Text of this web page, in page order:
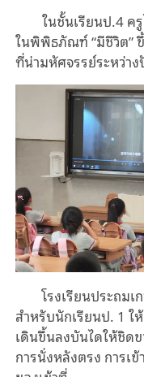
ในชั้นเรียนป.4 ค
ในพิพิธภัณฑ์ “มีชีวิต”
ที่น่ามหัศจรรย์ระหว่
โรงเรียนประถมเ
สำหรับนักเรียนป. 1 ใ
เดินขึ้นลงบันไดให้ชิด
การนั่งหลังตรง การเ